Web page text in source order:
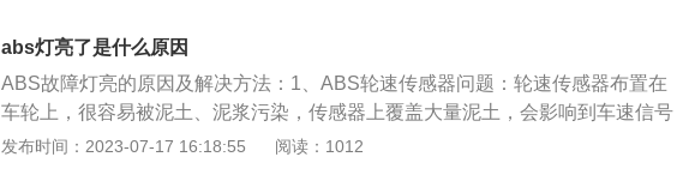
算机故障：引擎启动后abs警告灯一直亮着，直到引擎igff才熄灭：abs油压阀体
搭铁线路接触不良；abs油压阀体电线接头接触不良；abs计算机故障。处理方
案：松开油压阀体搭铁固定螺丝，再旋紧固定螺丝，必要时清洁接触面；检查插
确：abs警告灯高速行驶亮起：在高速⾏驶中，abs计算机计算车速信号出现后轮
在打开点火开关时，仪表盘的指示灯都会点亮自检，包括ABS系统。自检完成
后，大多数指示灯会自动熄灭，也包括ABS灯；2、打开点火开关，ABS灯常亮
不熄灭；3、行车过程中ABS灯点亮，ABS系统完全不起作用；4、ABS灯偶尔点
亮，ABS系统有时起作用，有时不起作用。
abs灯亮了是什么原因
ABS故障灯亮的原因及解决方法：1、ABS轮速传感器问题：轮速传感器布置在
车轮上，很容易被泥土、泥浆污染，传感器上覆盖大量泥土，会影响到车速信号
的传递，ABS电脑无法判断车速信号，就会报警。解决方法：清洁传感器上的脏
发布时间：2023-07-17 16:18:55 阅读：1012